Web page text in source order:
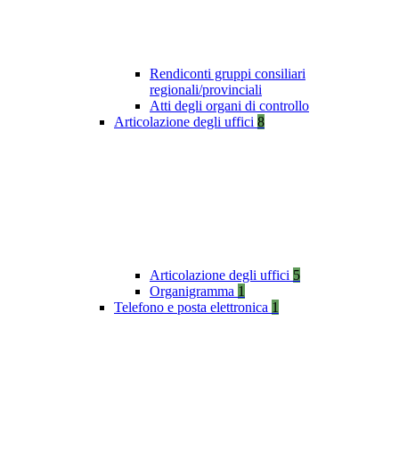
Rendiconti gruppi consiliari
regionali/provinciali
Atti degli organi di controllo
Articolazione degli uffici 8
Articolazione degli uffici 5
Organigramma 1
Telefono e posta elettronica 1